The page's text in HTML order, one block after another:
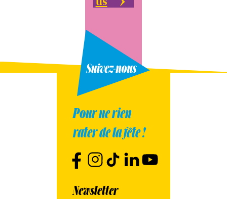
Pour ne rien
rater de la fête !
Newsletter